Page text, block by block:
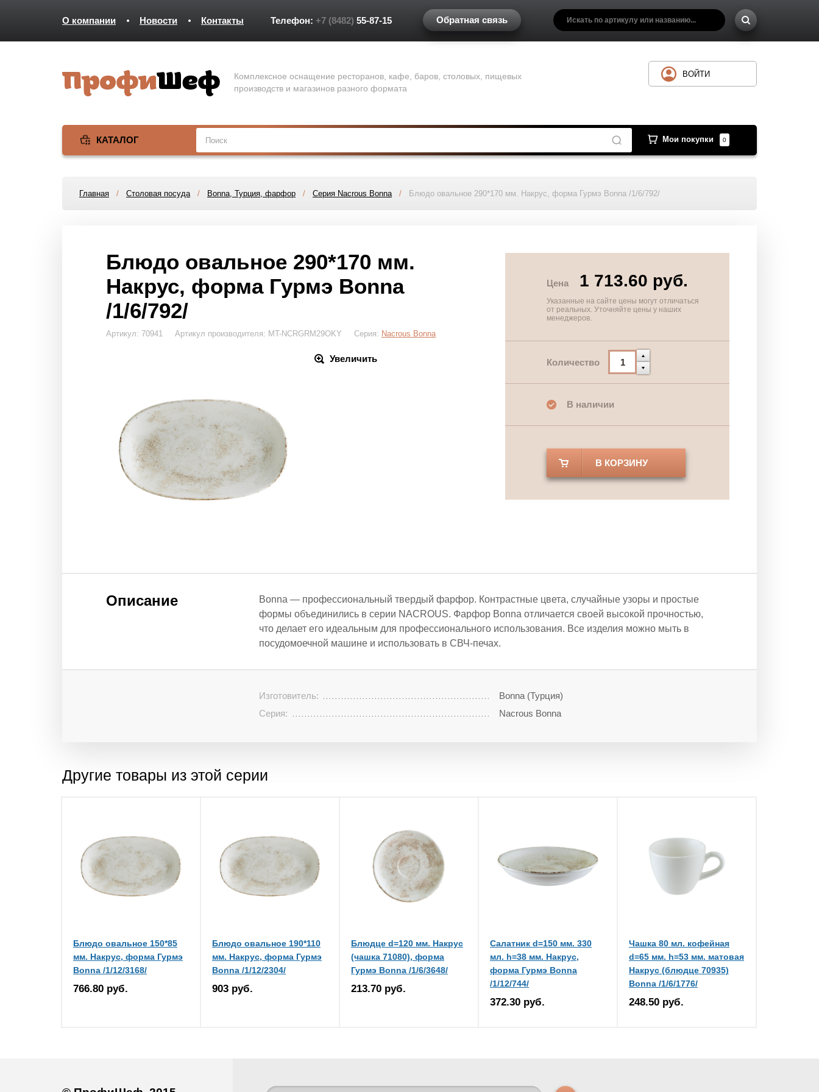
О компании Новости Контакты Телефон: +7 (8482) 55-87-15 Обратная связь
Комплексное оснащение ресторанов, кафе, баров, столовых, пищевых
производств и магазинов разного формата
КАТАЛОГ Мои покупки 0
ВОЙТИ
Главная / Столовая посуда/ Bonna, Турция, фарфор / Серия Nacrous Bonna/ Блюдо овальное 290*170 мм. Накрус, форма Гурмэ Bonna /1/6/792/
Блюдо овальное 290*170 мм.
Накрус, форма Гурмэ Bonna
/1/6/792/
Артикул: 70941 Артикул производителя: MT-NCRGRM29OKY Серия: Nacrous Bonna
Увеличить
Цена 1 713.60 руб.
Указанные на сайте цены могут отличаться
от реальных. Уточняйте цены у наших
менеджеров.
Количество
В наличии
В КОРЗИНУ
Описание
Bonna — профессиональный твердый фарфор. Контрастные цвета, случайные узоры и простые
формы объединились в серии NACROUS. Фарфор Bonna отличается своей высокой прочностью,
что делает его идеальным для профессионального использования. Все изделия можно мыть в
посудомоечной машине и использовать в СВЧ-печах.
Изготовитель:
Bonna (Турция)
Серия:
Nacrous Bonna
Другие товары из этой серии
Блюдо овальное 150*85
мм. Накрус, форма Гурмэ
Bonna /1/12/3168/
766.80 руб.
Блюдо овальное 190*110
мм. Накрус, форма Гурмэ
Bonna /1/12/2304/
903 руб.
Блюдце d=120 мм. Накрус
(чашка 71080), форма
Гурмэ Bonna /1/6/3648/
213.70 руб.
Салатник d=150 мм. 330
мл. h=38 мм. Накрус,
форма Гурмэ Bonna
/1/12/744/
372.30 руб.
Чашка 80 мл. кофейная
d=65 мм. h=53 мм. матовая
Накрус (блюдце 70935)
Bonna /1/6/1776/
248.50 руб.